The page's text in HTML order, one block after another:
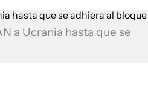
a Ucrania hasta que se